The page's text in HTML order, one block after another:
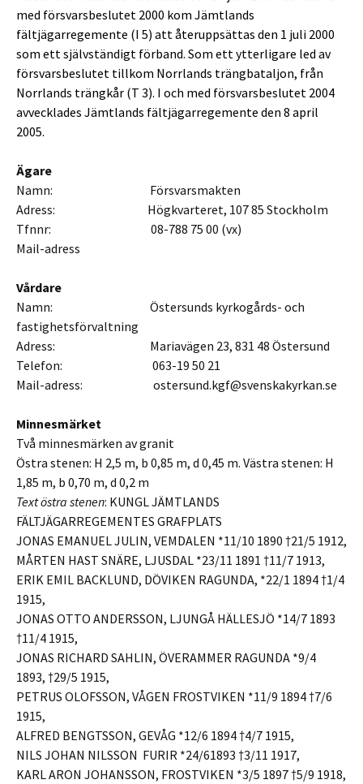
med försvarsbeslutet 2000 kom Jämtlands
fältjägarregemente (I 5) att återuppsättas den 1 juli 2000
som ett självständigt förband. Som ett ytterligare led av
försvarsbeslutet tillkom Norrlands trängbataljon, från
Norrlands trängkår (T 3). I och med försvarsbeslutet 2004
avvecklades Jämtlands fältjägarregemente den 8 april
2005.
Ägare
Namn: Försvarsmakten
Adress: Högkvarteret, 107 85 Stockholm
Tfnnr: 08-788 75 00 (vx)
Mail-adress
Vårdare
Namn: Östersunds kyrkogårds- och
fastighetsförvaltning
Adress: Mariavägen 23, 831 48 Östersund
Telefon: 063-19 50 21
Mail-adress: ostersund.kgf@svenskakyrkan.se
Minnesmärket
Två minnesmärken av granit
Östra stenen: H 2,5 m, b 0,85 m, d 0,45 m. Västra stenen: H
1,85 m, b 0,70 m, d 0,2 m
Text östra stenen: KUNGL JÄMTLANDS
FÄLTJÄGARREGEMENTES GRAFPLATS
JONAS EMANUEL JULIN, VEMDALEN *11/10 1890 †21/5 1912,
MÅRTEN HAST SNÄRE, LJUSDAL *23/11 1891 †11/7 1913,
ERIK EMIL BACKLUND, DÖVIKEN RAGUNDA, *22/1 1894 †1/4
1915,
JONAS OTTO ANDERSSON, LJUNGÅ HÄLLESJÖ *14/7 1893
†11/4 1915,
JONAS RICHARD SAHLIN, ÖVERAMMER RAGUNDA *9/4
1893, †29/5 1915,
PETRUS OLOFSSON, VÅGEN FROSTVIKEN *11/9 1894 †7/6
1915,
ALFRED BENGTSSON, GEVÅG *12/6 1894 †4/7 1915,
NILS JOHAN NILSSON FURIR *24/61893 †3/11 1917,
KARL ARON JOHANSSON, FROSTVIKEN *3/5 1897 †5/9 1918,